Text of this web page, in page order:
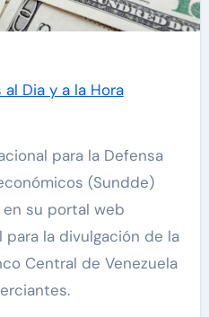
Dia y a la Hora
(Sundde)
su portal web
la divulgación de la
Central de Venezuela